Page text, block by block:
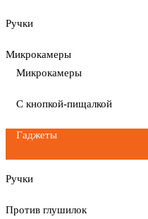
Ручки
Микрокамеры
Микрокамеры
С кнопкой-пищалкой
Гаджеты
Ручки
Против глушилок